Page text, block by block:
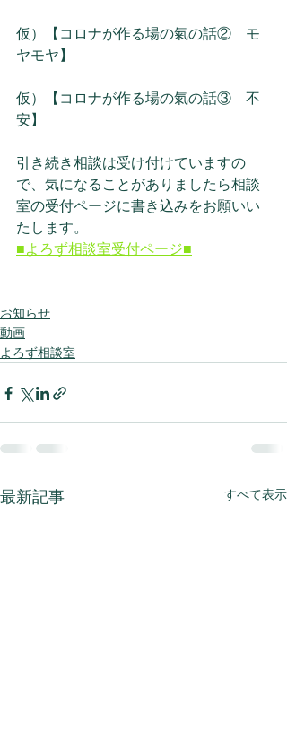
仮）【コロナが作る場の氣の話②　モ
ヤモヤ】
仮）【コロナが作る場の氣の話③　不
安】
引き続き相談は受け付けていますの
で、気になることがありましたら相談
室の受付ページに書き込みをお願いい
たします。
■よろず相談室受付ページ■
お知らせ
動画
よろず相談室
最新記事 すべて表示